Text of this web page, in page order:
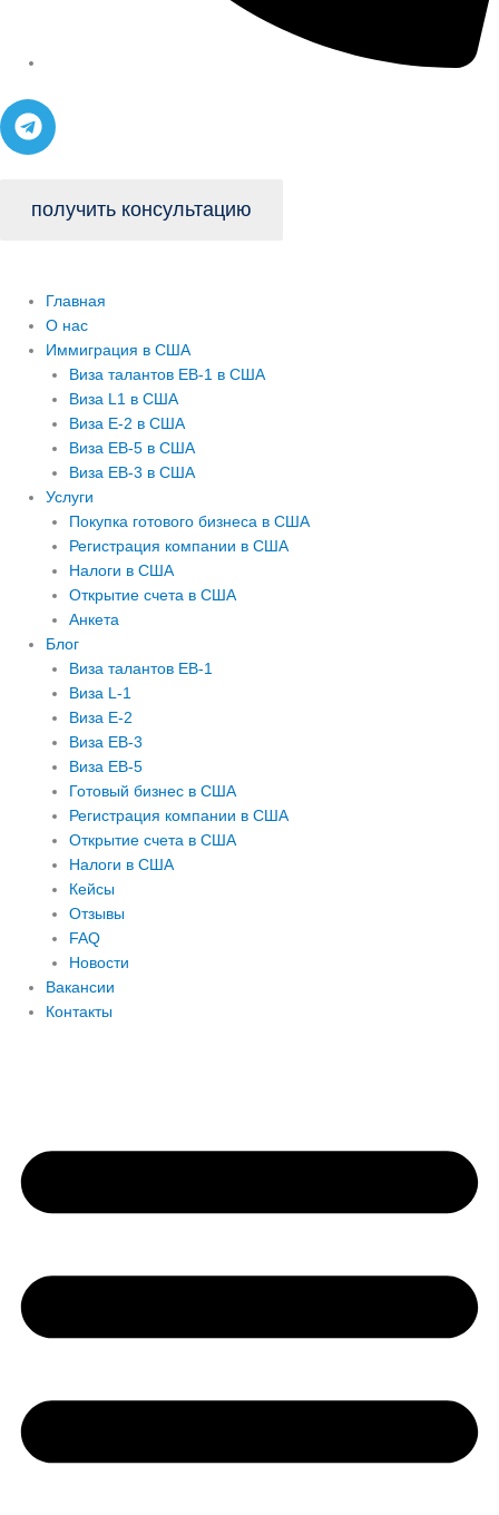
T
e
g
m
получить консультацию
Главная
О нас
Иммиграция в США
Виза талантов EB-1 в США
Виза L1 в США
Виза E-2 в США
Виза EB-5 в США
Виза EB-3 в США
Услуги
Покупка готового бизнеса в США
Регистрация компании в США
Налоги в США
Открытие счета в США
Анкета
Блог
Виза талантов EB-1
Виза L-1
Виза E-2
Виза EB-3
Виза EB-5
Готовый бизнес в США
Регистрация компании в США
Открытие счета в США
Налоги в США
Кейсы
Отзывы
FAQ
Новости
Вакансии
Контакты